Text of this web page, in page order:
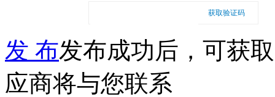
获取验证码
发 布发布成功后，可获
应商将与您联系